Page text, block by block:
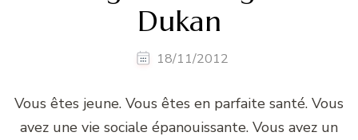
Dukan
18/11/2012
Vous êtes jeune. Vous êtes en parfaite santé. Vous
avez une vie sociale épanouissante. Vous avez un